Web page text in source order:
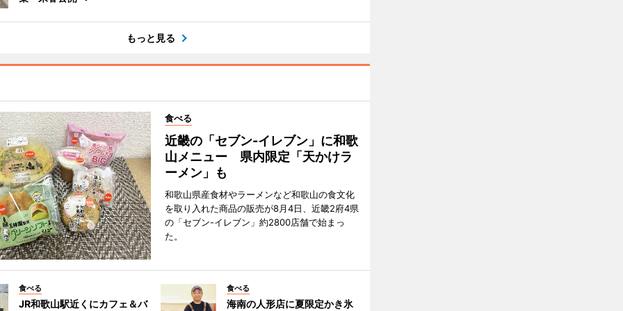
もっと見る
食べる
近畿の「セブン-イレブン」に和歌
山メニュー 県内限定「天かけラ
ーメン」も
和歌山県産食材やラーメンなど和歌山の食文化
を取り入れた商品の販売が8月4日、近畿2府4県
の「セブン-イレブン」約2800店舗で始まっ
た。
食べる
JR和歌山駅近くにカフェ＆バ
食べる
海南の人形店に夏限定かき氷